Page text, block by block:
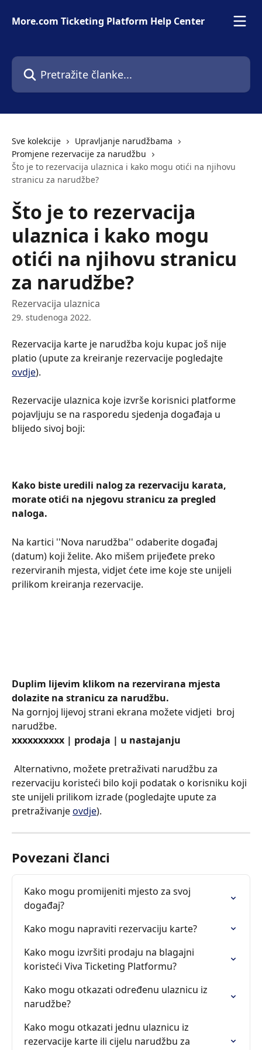
More.com Ticketing Platform Help Center
Pretražite članke...
Sve kolekcije
Upravljanje narudžbama
Promjene rezervacije za narudžbu
Što je to rezervacija ulaznica i kako mogu otići na njihovu
stranicu za narudžbe?
Što je to rezervacija
ulaznica i kako mogu
otići na njihovu stranicu
za narudžbe?
Rezervacija ulaznica
29. studenoga 2022.
Rezervacija karte je narudžba koju kupac još nije
platio (upute za kreiranje rezervacije pogledajte
ovdje).
Rezervacije ulaznica koje izvrše korisnici platforme
pojavljuju se na rasporedu sjedenja događaja u
blijedo sivoj boji:
Kako biste uredili nalog za rezervaciju karata,
morate otići na njegovu stranicu za pregled
naloga.
Na kartici ''Nova narudžba'' odaberite događaj
(datum) koji želite. Ako mišem prijeđete preko
rezerviranih mjesta, vidjet ćete ime koje ste unijeli
prilikom kreiranja rezervacije.
Duplim lijevim klikom na rezervirana mjesta
dolazite na stranicu za narudžbu.
Na gornjoj lijevoj strani ekrana možete vidjeti  broj
narudžbe.
xxxxxxxxxx | prodaja | u nastajanju
rezervaciju koristeći bilo koji podatak o korisniku koji
ste unijeli prilikom izrade (pogledajte upute za
pretraživanje ovdje).
Povezani članci
Kako mogu promijeniti mjesto za svoj
događaj?
Kako mogu napraviti rezervaciju karte?
Kako mogu izvršiti prodaju na blagajni
koristeći Viva Ticketing Platformu?
Kako mogu otkazati određenu ulaznicu iz
narudžbe?
Kako mogu otkazati jednu ulaznicu iz
rezervacije karte ili cijelu narudžbu za